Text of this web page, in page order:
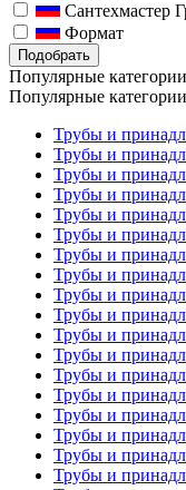
Сантехмастер
Формат
Подобрать
Популярные категории
Популярные категории
Трубы и
Трубы и
Трубы и
Трубы и
Трубы и
Трубы и
Трубы и
Трубы и
Трубы и
Трубы и
Трубы и
Трубы и
Трубы и
Трубы и
Трубы и
Трубы и
Трубы и
Трубы и